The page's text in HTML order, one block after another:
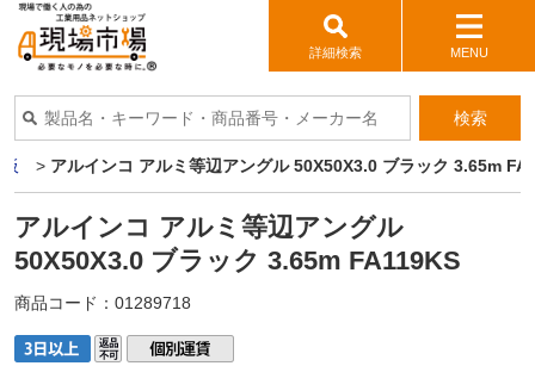
詳細検索 MENU
検索
> アルインコ アルミ等辺アングル 50X50X3.0 ブラック 3.65m
アルインコ アルミ等辺アングル
50X50X3.0 ブラック 3.65m FA119KS
商品コード： 01289718